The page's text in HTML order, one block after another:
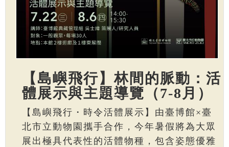
【島嶼飛行】林間的脈動：活
體展示與主題導覽（7-8月）
【島嶼飛行・時令活體展示】由臺博館×臺
北市立動物園攜手合作，今年暑假將為大眾
展出極具代表性的活體物種，包含姿態優雅